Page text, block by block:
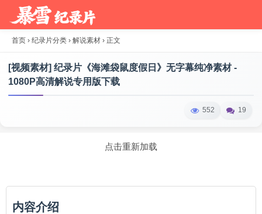
首页 › 纪录片分类 › 解说素材 › 正文
[视频素材] 纪录片《海滩袋鼠度假日》无字幕纯净素材 -
1080P高清解说专用版下载
552 19
点击重新加载
内容介绍